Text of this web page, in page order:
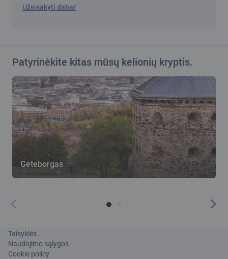
Užsisakyti dabar
Patyrinėkite kitas mūsų kelionių kryptis.
Geteborgas
Taisyklės
Naudojimo sąlygos
Cookie policy